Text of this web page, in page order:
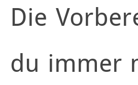
Die
du immer